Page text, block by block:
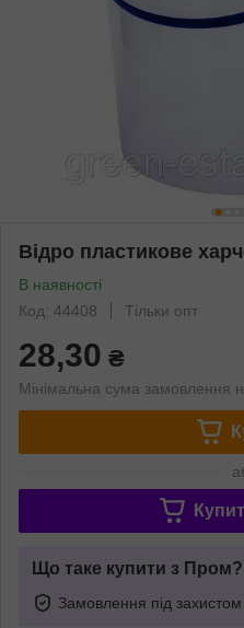
Відро пластикове
В наявності
Код: 44408
Тільки опт
28,30 ₴
Мінімальна сума замовлення
Що таке купити з Пром?
Замовлення під захистом